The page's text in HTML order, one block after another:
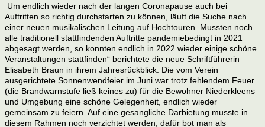
Um endlich wieder nach der langen Coronapause auch bei
Auftritten so richtig durchstarten zu können, läuft die Suche nach
einer neuen musikalischen Leitung auf Hochtouren. Mussten noch
alle traditionell stattfindenden Auftritte pandemiebedingt in 2021
abgesagt werden, so konnten endlich in 2022 wieder einige schöne
Veranstaltungen stattfinden“ berichtete die neue Schriftführerin
Elisabeth Braun in ihrem Jahresrückblick. Die vom Verein
ausgerichtete Sonnenwendfeier im Juni war trotz fehlendem Feuer
(die Brandwarnstufe ließ keines zu) für die Bewohner Niederkleens
und Umgebung eine schöne Gelegenheit, endlich wieder
gemeinsam zu feiern. Auf eine gesangliche Darbietung musste in
diesem Rahmen noch verzichtet werden, dafür bot man als